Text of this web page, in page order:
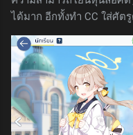
ได้มาก อีกทั้งทำ CC ใส่ศัต